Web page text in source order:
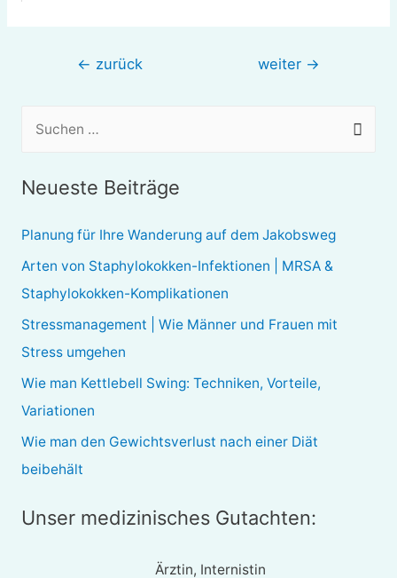
Beitragsnavigation
← zurück weiter →
e
n
n
Neueste Beiträge
Planung für Ihre Wanderung auf dem Jakobsweg
Arten von Staphylokokken-Infektionen | MRSA &
Staphylokokken-Komplikationen
Stressmanagement | Wie Männer und Frauen mit
Stress umgehen
Wie man Kettlebell Swing: Techniken, Vorteile,
Variationen
Wie man den Gewichtsverlust nach einer Diät
beibehält
Unser medizinisches Gutachten:
Ärztin, Internistin